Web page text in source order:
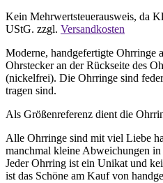
Kein Mehrwertsteuerausweis, da
UStG. zzgl. Versandkosten
Moderne, handgefertigte Ohrringe
Ohrstecker an der Rückseite des
(nickelfrei). Die Ohrringe sind
tragen sind.
Als Größenreferenz dient die
Alle Ohrringe sind mit viel Liebe
manchmal kleine Abweichungen
Jeder Ohrring ist ein Unikat und
ist das Schöne am Kauf von